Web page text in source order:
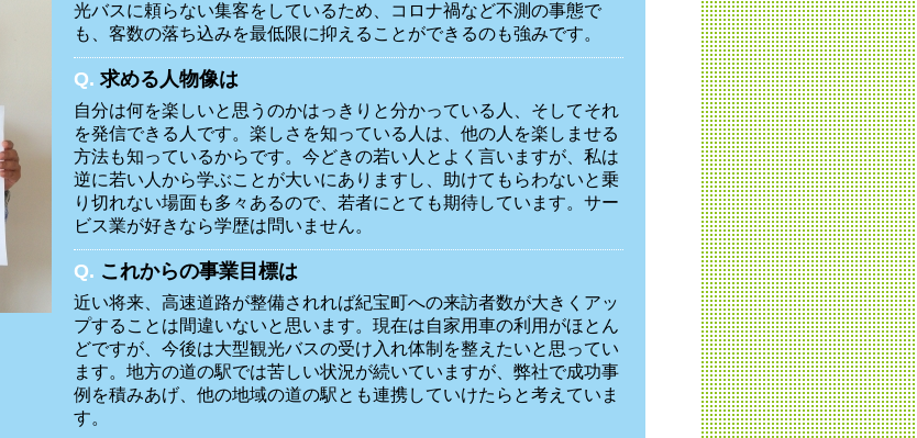
光バスに頼らない集客をしているため、コロナ禍など不測の事態で
も、客数の落ち込みを最低限に抑えることができるのも強みです。
Q. 求める人物像は
自分は何を楽しいと思うのかはっきりと分かっている人、そしてそれ
を発信できる人です。楽しさを知っている人は、他の人を楽しませる
方法も知っているからです。今どきの若い人とよく言いますが、私は
逆に若い人から学ぶことが大いにありますし、助けてもらわないと乗
り切れない場面も多々あるので、若者にとても期待しています。サー
ビス業が好きなら学歴は問いません。
Q. これからの事業目標は
近い将来、高速道路が整備されれば紀宝町への来訪者数が大きくアッ
プすることは間違いないと思います。現在は自家用車の利用がほとん
どですが、今後は大型観光バスの受け入れ体制を整えたいと思ってい
ます。地方の道の駅では苦しい状況が続いていますが、弊社で成功事
例を積みあげ、他の地域の道の駅とも連携していけたらと考えていま
す。